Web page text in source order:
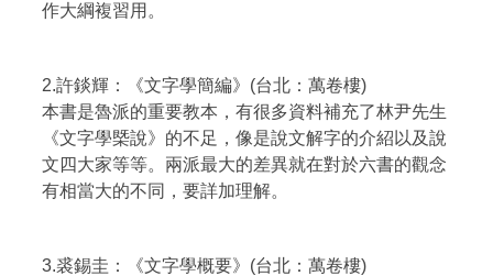
作大綱複習用。
2.許錟輝：《文字學簡編》(台北：萬卷樓)
本書是魯派的重要教本，有很多資料補充了林尹先生
《文字學槩說》的不足，像是說文解字的介紹以及說
文四大家等等。兩派最大的差異就在對於六書的觀念
有相當大的不同，要詳加理解。
3.裘錫圭：《文字學概要》(台北：萬卷樓)